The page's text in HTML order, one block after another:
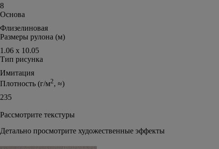
8
Основа
Флизелиновая
Размеры рулона (м)
1.06 х 10.05
Тип рисунка
Имитация
Плотность (г/м2, ≈)
235
Рассмотрите текстуры
Детально просмотрите художественные эффекты